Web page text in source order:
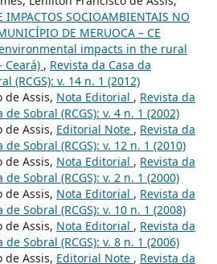
IMPACTOS SOCIOAMBIENTAIS NO
DE MERUOCA – CE
impacts in the rural
Ceará) , Revista da Casa da
(RCGS): v. 14 n. 1 (2012)
de Assis, Nota Editorial , Revista da
Sobral (RCGS): v. 4 n. 1 (2002)
de Assis, Editorial Note , Revista da
Sobral (RCGS): v. 12 n. 1 (2010)
de Assis, Nota Editorial , Revista da
Sobral (RCGS): v. 2 n. 1 (2000)
de Assis, Nota Editorial , Revista da
Sobral (RCGS): v. 10 n. 1 (2008)
de Assis, Nota Editorial , Revista da
Sobral (RCGS): v. 8 n. 1 (2006)
de Assis, Editorial Note , Revista da